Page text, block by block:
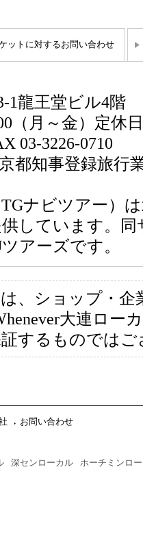
ットに対するお問い合わせ
1龍王堂ビル4階
（月～金）定休
03-3226-0710
都知事登録旅行
ナビツアー）
しています。
アーズです。
、ショップ・
大連ロー
するものでは
お問い合わせ
深センローカル ホーチミンロ